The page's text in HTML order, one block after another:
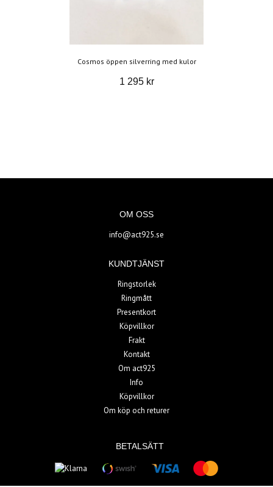
Cosmos öppen silverring med kulor
1 295 kr
OM OSS
info@act925.se
KUNDTJÄNST
Ringstorlek
Ringmått
Presentkort
Köpvillkor
Frakt
Kontakt
Om act925
Info
Köpvillkor
Om köp och returer
BETALSÄTT